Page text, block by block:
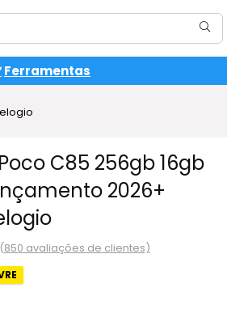
Ferramentas
C85 256gb 16gb
2026+
(850 avaliações de clientes)